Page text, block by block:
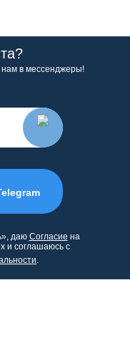
в мессенджеры!
даю Согласие на
и соглашаюсь с
.